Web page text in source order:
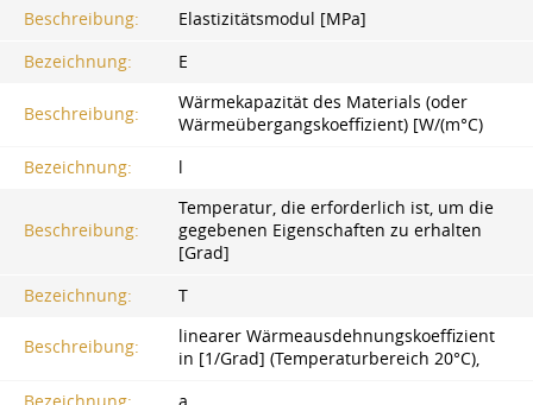
Beschreibung:
Elastizitätsmodul [MPa]
Bezeichnung:
E
Beschreibung:
Wärmekapazität des Materials (oder
Wärmeübergangskoeffizient) [W/(m°C)
Bezeichnung:
l
Beschreibung:
Temperatur, die erforderlich ist, um die
gegebenen Eigenschaften zu erhalten
[Grad]
Bezeichnung:
T
Beschreibung:
linearer Wärmeausdehnungskoeffizient
in [1/Grad] (Temperaturbereich 20°C),